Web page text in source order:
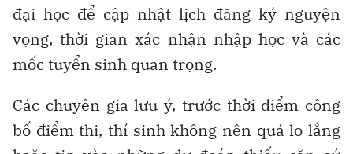
đại học để cập nhật lịch đăng ký nguyện
vọng, thời gian xác nhận nhập học và các
mốc tuyển sinh quan trọng.
Các chuyên gia lưu ý, trước thời điểm công
bố điểm thi, thí sinh không nên quá lo lắng